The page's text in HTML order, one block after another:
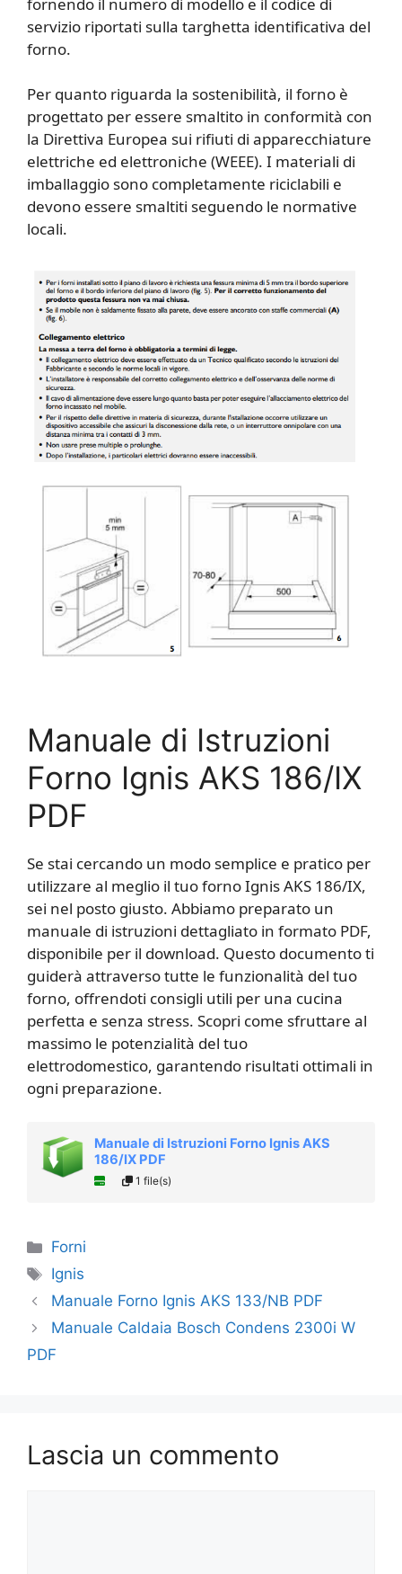
servizio riportati sulla targhetta identificativa del
forno.
Per quanto riguarda la sostenibilità, il forno è
progettato per essere smaltito in conformità con
la Direttiva Europea sui rifiuti di apparecchiature
elettriche ed elettroniche (WEEE). I materiali di
imballaggio sono completamente riciclabili e
devono essere smaltiti seguendo le normative
locali.
Manuale di Istruzioni
Forno Ignis AKS 186/IX
PDF
Se stai cercando un modo semplice e pratico per
utilizzare al meglio il tuo forno Ignis AKS 186/IX,
sei nel posto giusto. Abbiamo preparato un
manuale di istruzioni dettagliato in formato PDF,
disponibile per il download. Questo documento ti
guiderà attraverso tutte le funzionalità del tuo
forno, offrendoti consigli utili per una cucina
perfetta e senza stress. Scopri come sfruttare al
massimo le potenzialità del tuo
elettrodomestico, garantendo risultati ottimali in
ogni preparazione.
Manuale di Istruzioni Forno Ignis AKS
186/IX PDF
1 file(s)
Categorie
Forni
Tag
Ignis
Manuale Forno Ignis AKS 133/NB PDF
Manuale Caldaia Bosch Condens 2300i W
PDF
Lascia un commento